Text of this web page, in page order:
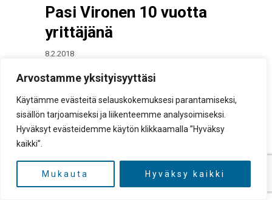
Arvostamme yksityisyyttäsi
Käytämme evästeitä selauskokemuksesi parantamiseksi,
sisällön tarjoamiseksi ja liikenteemme analysoimiseksi.
Hyväksyt evästeidemme käytön klikkaamalla ”Hyväksy
kaikki”.
Mukauta Hyväksy kaikki
Pasi Vironen 10 vuotta
yrittäjänä
8.2.2018